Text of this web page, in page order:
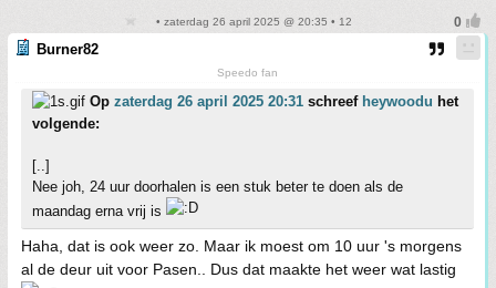
• zaterdag 26 april 2025 @ 20:35 • 12
Burner82
Speedo fan
Op zaterdag 26 april 2025 20:31 schreef heywoodu het
volgende:
[..]
Nee joh, 24 uur doorhalen is een stuk beter te doen als de
maandag erna vrij is
Haha, dat is ook weer zo. Maar ik moest om 10 uur 's morgens
al de deur uit voor Pasen.. Dus dat maakte het weer wat lastig